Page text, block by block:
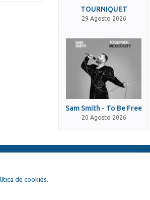
TOURNIQUET
29 Agosto 2026
Sam Smith - To Be Free
20 Agosto 2026
de cookies.